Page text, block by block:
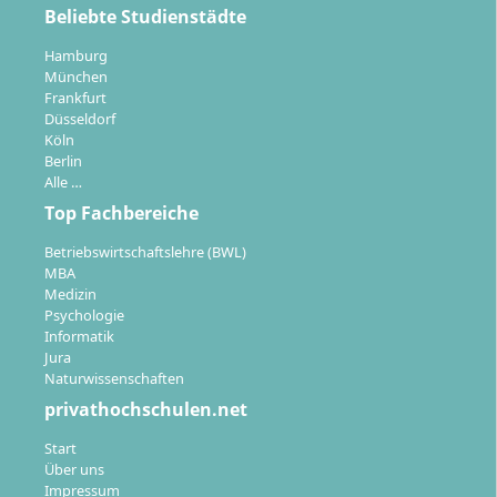
Welche beruflichen Perspektiven eröffnen
sich nach dem Abschluss?
Als Absolventin oder Absolvent befindest du dich in
einerSchlüsselposition für strategisches Wachstum
und Innovationin Unternehmen aller Branchen.
Typische Aufgaben nach dem Master Business
Development sind:
Entwicklung und Umsetzung von
Geschäftsmodellen
Großunternehmen.
Vorstandsebene zu Markterweiterungen und
Digitalisierungsvorhaben.
Beliebte Studienstädte
Hamburg
München
Frankfurt
Düsseldorf
Köln
Berlin
Alle …
Top Fachbereiche
Betriebswirtschaftslehre (BWL)
MBA
Medizin
Psychologie
Informatik
Jura
Naturwissenschaften
privathochschulen.net
Start
Über uns
Impressum